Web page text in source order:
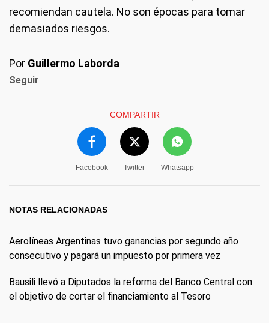
recomiendan cautela. No son épocas para tomar
demasiados riesgos.
Por Guillermo Laborda
Seguir
COMPARTIR
Facebook Twitter Whatsapp
NOTAS RELACIONADAS
Aerolíneas Argentinas tuvo ganancias por segundo año
consecutivo y pagará un impuesto por primera vez
Bausili llevó a Diputados la reforma del Banco Central con
el objetivo de cortar el financiamiento al Tesoro